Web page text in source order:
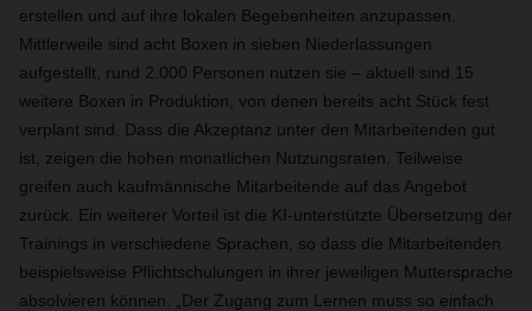
erstellen und auf ihre lokalen Begebenheiten anzupassen.
Mittlerweile sind acht Boxen in sieben Niederlassungen
aufgestellt, rund 2.000 Personen nutzen sie – aktuell sind 15
weitere Boxen in Produktion, von denen bereits acht Stück fest
verplant sind. Dass die Akzeptanz unter den Mitarbeitenden gut
ist, zeigen die hohen monatlichen Nutzungsraten. Teilweise
greifen auch kaufmännische Mitarbeitende auf das Angebot
zurück. Ein weiterer Vorteil ist die KI-unterstützte Übersetzung der
Trainings in verschiedene Sprachen, so dass die Mitarbeitenden
beispielsweise Pflichtschulungen in ihrer jeweiligen Muttersprache
absolvieren können. „Der Zugang zum Lernen muss so einfach